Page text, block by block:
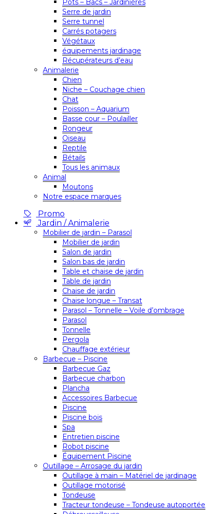
Pots – Bacs – Jardinières
Serre de jardin
Serre tunnel
Carrés potagers
Végétaux
équipements jardinage
Récupérateurs d’eau
Animalerie
Chien
Niche – Couchage chien
Chat
Poisson – Aquarium
Basse cour – Poulailler
Rongeur
Oiseau
Reptile
Bétails
Tous les animaux
Animal
Moutons
Notre espace marques
Promo
Jardin / Animalerie
Mobilier de jardin – Parasol
Mobilier de jardin
Salon de jardin
Salon bas de jardin
Table et chaise de jardin
Table de jardin
Chaise de jardin
Chaise longue – Transat
Parasol – Tonnelle – Voile d’ombrage
Parasol
Tonnelle
Pergola
Chauffage extérieur
Barbecue – Piscine
Barbecue Gaz
Barbecue charbon
Plancha
Accessoires Barbecue
Piscine
Piscine bois
Spa
Entretien piscine
Robot piscine
Équipement Piscine
Outillage – Arrosage du jardin
Outillage à main – Matériel de jardinage
Outillage motorisé
Tondeuse
Tracteur tondeuse – Tondeuse autoportée